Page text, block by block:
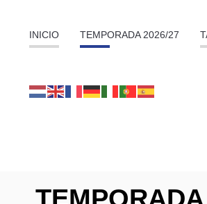
INICIO TEMPORADA 2026/27